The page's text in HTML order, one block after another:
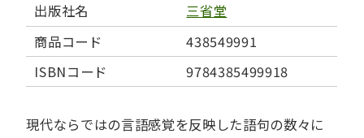
出版社名
三省堂
商品コード
438549991
ISBNコード
9784385499918
現代ならではの言語感覚を反映した語句の数々に